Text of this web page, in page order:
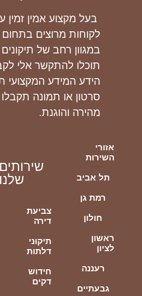
בעל מקצוע אמין זמין
לקוחות מרוצים בתחום
במגוון רחב של
תוכלו להתקשר אלי
הידע המידע המקצועי
סרטון או תמונה
מהירה והוגנת.
אזורי
השירות
תל אביב
רמת גן
חולון
ראשון
לציון
רעננה
גבעתיים
שירותים
שלנו
צביעת
דירה
תיקוני
דלתות
חידוש
דקים